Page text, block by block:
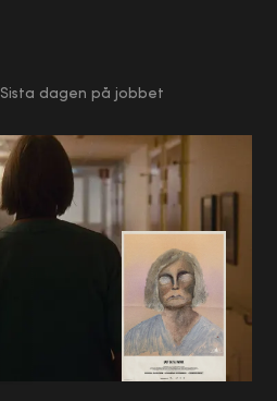
Sista dagen på jobbet